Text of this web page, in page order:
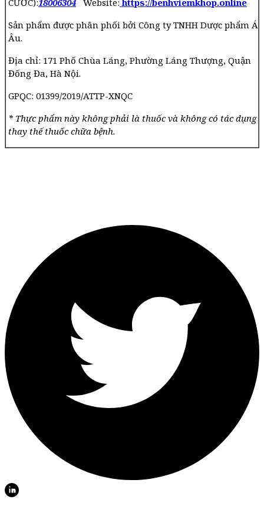
Sản phẩm được phân phối bởi Công ty TNHH Dược phẩm Á
Âu.
Địa chỉ: 171 Phố Chùa Láng, Phường Láng Thượng, Quận
Đống Đa, Hà Nội.
GPQC: 01399/2019/ATTP-XNQC
* Thực phẩm này không phải là thuốc và không có tác dụng
thay thế thuốc chữa bệnh.